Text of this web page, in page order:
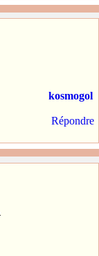
kosmogol
Répondre